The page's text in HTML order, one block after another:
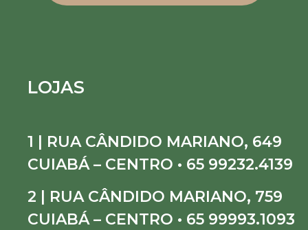
LOJAS
1 | RUA CÂNDIDO MARIANO, 649
CUIABÁ – CENTRO • 65 99232.4139
2 | RUA CÂNDIDO MARIANO, 759
CUIABÁ – CENTRO • 65 99993.1093